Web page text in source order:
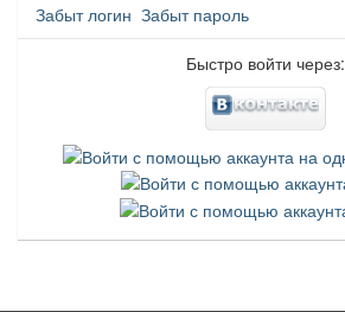
Забыт логин Забыт пароль
Быстро войти через: